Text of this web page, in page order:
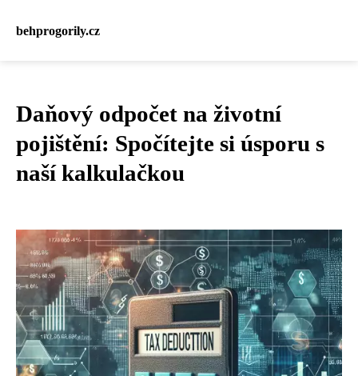
behprogorily.cz
Daňový odpočet na životní
pojištění: Spočítejte si úsporu s
naší kalkulačkou